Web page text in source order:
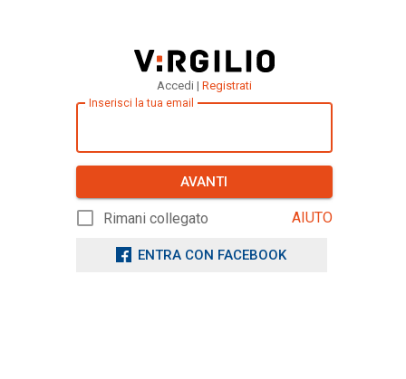
Accedi | Registrati
Inserisci la tua email
AVANTI
Rimani collegato AIUTO
ENTRA CON FACEBOOK